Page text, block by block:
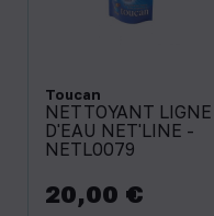
Toucan
NETTOYANT LIGNE
D'EAU NET'LINE -
NETL0079
Prix
20,00 €